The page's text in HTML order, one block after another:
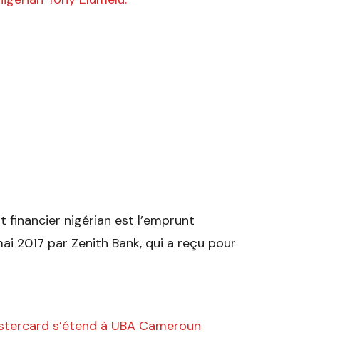
financier nigérian est l’emprunt
2017 par Zenith Bank, qui a reçu pour
s’étend à UBA Cameroun